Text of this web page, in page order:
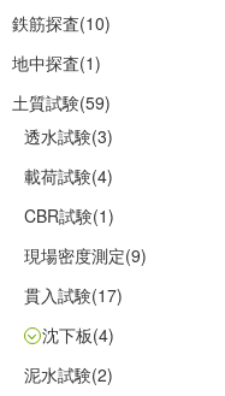
鉄筋探査(10)
地中探査(1)
土質試験(59)
透水試験(3)
載荷試験(4)
CBR試験(1)
現場密度測定(9)
貫入試験(17)
沈下板(4)
泥水試験(2)